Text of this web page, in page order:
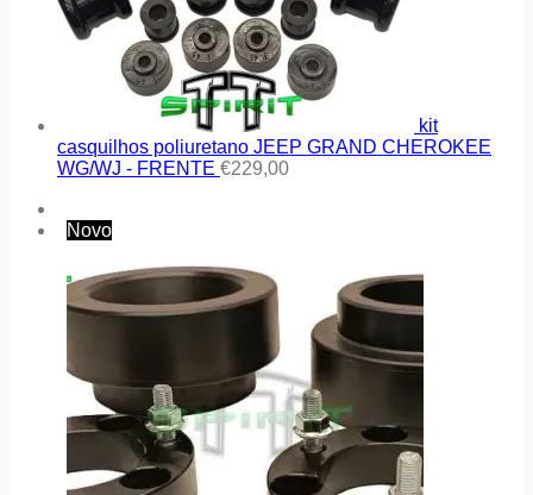
kit
casquilhos poliuretano JEEP GRAND CHEROKEE
WG/WJ - FRENTE €229,00
Novo